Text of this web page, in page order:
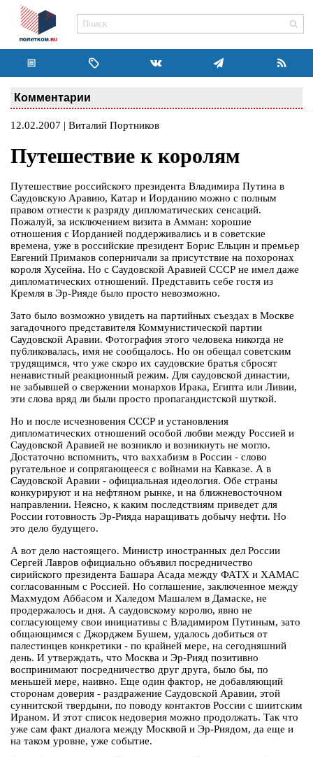
Комментарии
12.02.2007 | Виталий Портников
Путешествие к королям
Путешествие российского президента Владимира Путина в
Саудовскую Аравию, Катар и Иорданию можно с полным
правом отнести к разряду дипломатических сенсаций.
Пожалуй, за исключением визита в Амман: хорошие
отношения с Иорданией поддерживались и в советские
времена, уже в российские президент Борис Ельцин и премьер
Евгений Примаков соперничали за присутствие на похоронах
короля Хусейна. Но с Саудовской Аравией СССР не имел даже
дипломатических отношений. Представить себе гостя из
Кремля в Эр-Рияде было просто невозможно.
Зато было возможно увидеть на партийных съездах в Москве
загадочного представителя Коммунистической партии
Саудовской Аравии. Фотография этого человека никогда не
публиковалась, имя не сообщалось. Но он обещал советским
трудящимся, что уже скоро их саудовские братья сбросят
ненавистный реакционный режим. Для саудовской династии,
не забывшей о свержении монархов Ирака, Египта или Ливии,
эти слова вряд ли были просто пропагандистской шуткой.
Но и после исчезновения СССР и установления
дипломатических отношений особой любви между Россией и
Саудовской Аравией не возникло и возникнуть не могло.
Достаточно вспомнить, что ваххабизм в России - слово
ругательное и сопрягающееся с войнами на Кавказе. А в
Саудовской Аравии - официальная идеология. Обе страны
конкурируют и на нефтяном рынке, и на ближневосточном
направлении. Неясно, к каким последствиям приведет для
России готовность Эр-Рияда наращивать добычу нефти. Но
это дело будущего.
А вот дело настоящего. Министр иностранных дел России
Сергей Лавров официально объявил посредничество
сирийского президента Башара Асада между ФАТХ и ХАМАС
согласованным с Россией. Но соглашение, заключенное между
Махмудом Аббасом и Халедом Машалем в Дамаске, не
продержалось и дня. А саудовскому королю, явно не
согласующему свои инициативы с Владимиром Путиным, зато
общающимся с Джорджем Бушем, удалось добиться от
палестинцев конкретики - по крайней мере, на сегодняшний
день. И утверждать, что Москва и Эр-Рияд позитивно
воспринимают посредничество друг друга, было бы, по
меньшей мере, наивно. Еще один фактор, не добавляющий
сторонам доверия - раздражение Саудовской Аравии, этой
суннитской твердыни, по поводу контактов России с шиитским
Ираном. И этот список недоверия можно продолжать. Так что
уже сам факт диалога между Москвой и Эр-Риядом, да еще и
на таком уровне, уже событие.